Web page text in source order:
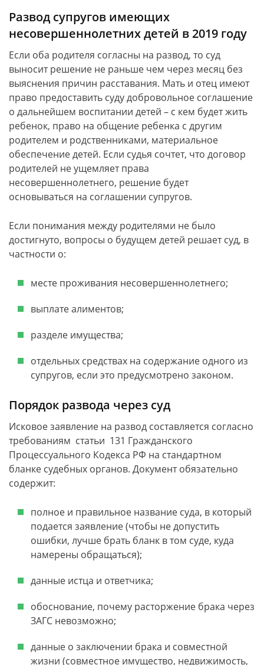
Развод супругов имеющих
несовершеннолетних детей в 2019 году
Если оба родителя согласны на развод, то суд
выносит решение не раньше чем через месяц без
выяснения причин расставания. Мать и отец имеют
право предоставить суду добровольное соглашение
о дальнейшем воспитании детей – с кем будет жить
ребенок, право на общение ребенка с другим
родителем и родственниками, материальное
обеспечение детей. Если судья сочтет, что договор
родителей не ущемляет права
несовершеннолетнего, решение будет
основываться на соглашении супругов.
Если понимания между родителями не было
достигнуто, вопросы о будущем детей решает суд, в
частности о:
месте проживания несовершеннолетнего;
выплате алиментов;
разделе имущества;
отдельных средствах на содержание одного из
супругов, если это предусмотрено законом.
Порядок развода через суд
Исковое заявление на развод составляется согласно
требованиям статьи 131 Гражданского
Процессуального Кодекса РФ на стандартном
бланке судебных органов. Документ обязательно
содержит:
полное и правильное название суда, в который
подается заявление (чтобы не допустить
ошибки, лучше брать бланк в том суде, куда
намерены обращаться);
данные истца и ответчика;
обоснование, почему расторжение брака через
ЗАГС невозможно;
данные о заключении брака и совместной
жизни (совместное имущество, недвижимость,